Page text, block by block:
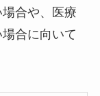
合や、医療
合に向いて